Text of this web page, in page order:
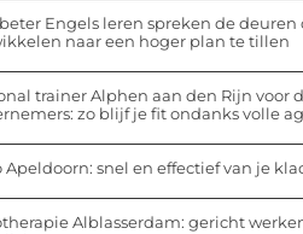
Engels leren spreken de
naar een hoger plan te tillen
trainer Alphen aan den Rijn voor
zo blijf je fit ondanks volle
Apeldoorn: snel en effectief van je
Alblasserdam: gericht